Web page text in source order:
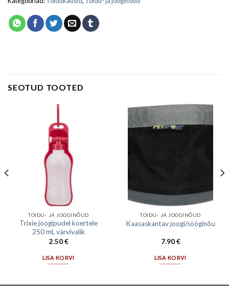
SEOTUD TOOTED
TOIDU- JA JOOGINÕUD
Trixie joogipudel koertele
250 ml, värvivalik
2.50€
LISA KORVI
TOIDU- JA JOOGINÕUD
Kaasaskantav joogi/sööginõu
7.90€
LISA KORVI